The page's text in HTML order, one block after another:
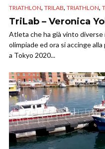
TRIATHLON, TRILAB, TRIATHLON,
TriLab – Veronica
Atleta che ha già vinto diverse
olimpiade ed ora si accinge
a Tokyo 2020...